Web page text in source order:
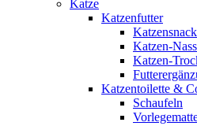
Katze
Katzenfutter
Katzen-
Katzen-
Katzentoilette &
Schaufeln